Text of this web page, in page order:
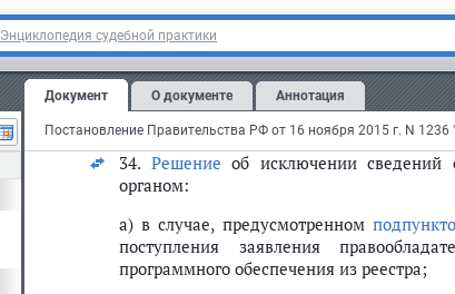
Энциклопедия судебной практики
Документ О документе Аннотация
документов, материалов и (или)
изменении сведений;
г) переход исключительного права на
случаев перехода исключительного
лицам (субъектам гражданского права),
34. Решение об исключении сведений
органом:
а) в случае, предусмотренном
поступления заявления
программного обеспечения из реестра;